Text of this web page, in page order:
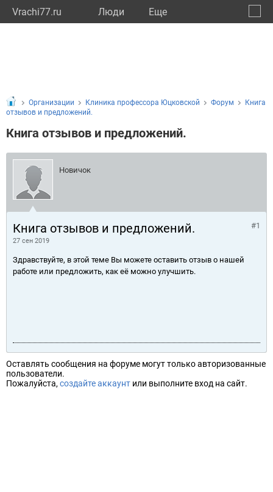
Vrachi77.ru Люди Eще
Организации Клиника профессора Юцковской Форум
Книга
отзывов и предложений.
Книга отзывов и предложений.
Новичок
Книга отзывов и предложений.
27 сен 2019
#1
Здравствуйте, в этой теме Вы можете оставить отзыв о нашей
работе или предложить, как её можно улучшить.
Оставлять сообщения на форуме могут только авторизованные
пользователи.
Пожалуйста, создайте аккаунт или выполните вход на сайт.